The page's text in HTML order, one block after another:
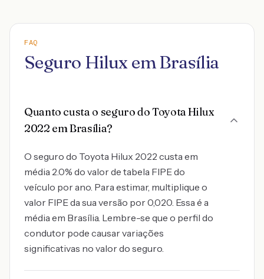
FAQ
Seguro Hilux em Brasília
Quanto custa o seguro do Toyota Hilux
2022 em Brasília?
O seguro do Toyota Hilux 2022 custa em
média 2.0% do valor de tabela FIPE do
veículo por ano. Para estimar, multiplique o
valor FIPE da sua versão por 0,020. Essa é a
média em Brasília. Lembre-se que o perfil do
condutor pode causar variações
significativas no valor do seguro.